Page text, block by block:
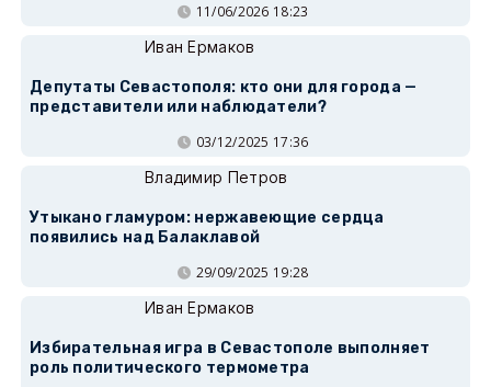
11/06/2026 18:23
Иван Ермаков
Депутаты Севастополя: кто они для города —
представители или наблюдатели?
03/12/2025 17:36
Владимир Петров
Утыкано гламуром: нержавеющие сердца
появились над Балаклавой
29/09/2025 19:28
Иван Ермаков
Избирательная игра в Севастополе выполняет
роль политического термометра